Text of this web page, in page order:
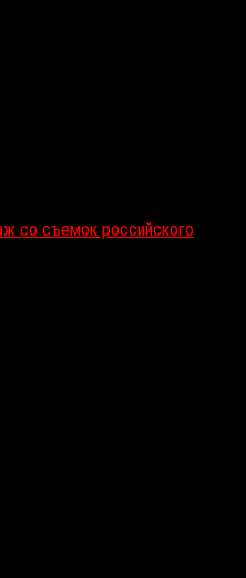
со съемок российского